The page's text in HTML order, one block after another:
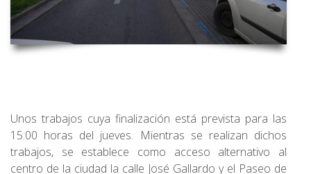
Unos trabajos cuya finalización está prevista para las
15:00 horas del jueves. Mientras se realizan dichos
trabajos, se establece como acceso alternativo al
centro de la ciudad la calle José Gallardo y el Paseo de